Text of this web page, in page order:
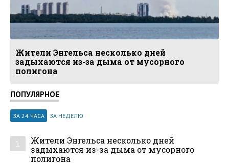
Жители Энгельса несколько дней
задыхаются из-за дыма от мусорного
полигона
ПОПУЛЯРНОЕ
ЗА 24 ЧАСА ЗА НЕДЕЛЮ
1
Жители Энгельса несколько дней
задыхаются из-за дыма от мусорного
полигона